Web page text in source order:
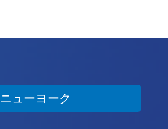
ニューヨーク